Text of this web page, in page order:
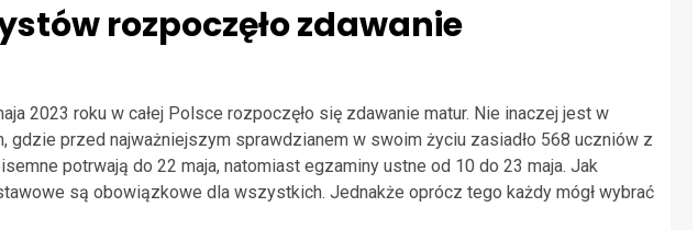
rozpoczęło zdawanie
2023 roku w całej Polsce rozpoczęło się zdawanie matur. Nie inaczej jest w
przed najważniejszym sprawdzianem w swoim życiu zasiadło 568 uczniów z
potrwają do 22 maja, natomiast egzaminy ustne od 10 do 23 maja. Jak
są obowiązkowe dla wszystkich. Jednakże oprócz tego każdy mógł wybrać